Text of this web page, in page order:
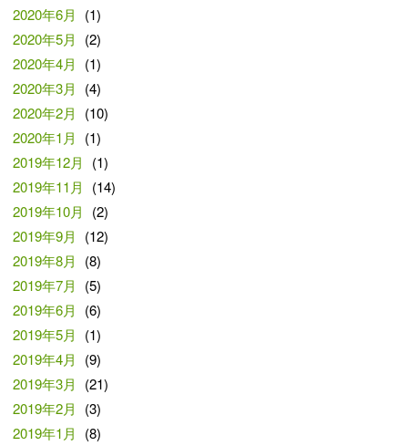
2020年6月
(1)
2020年5月
(2)
2020年4月
(1)
2020年3月
(4)
2020年2月
(10)
2020年1月
(1)
2019年12月
(1)
2019年11月
(14)
2019年10月
(2)
2019年9月
(12)
2019年8月
(8)
2019年7月
(5)
2019年6月
(6)
2019年5月
(1)
2019年4月
(9)
2019年3月
(21)
2019年2月
(3)
2019年1月
(8)